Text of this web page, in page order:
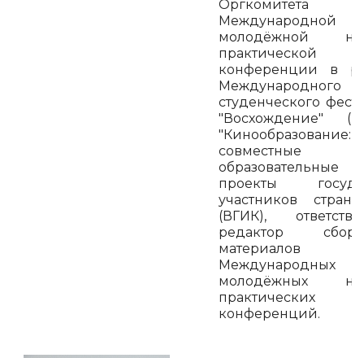
Оргкомитета
Международной
молодёжной
практической
конференции в
Международного
студенческого
"Восхождение"
"Кинообразование:
совместные
образовательные
проекты
участников
(ВГИК),
редактор
материалов
Международных
молодёжных
практических
конференций.